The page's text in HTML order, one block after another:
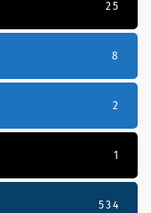
25
8
2
1
534